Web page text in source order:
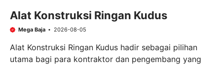
Alat Konstruksi Ringan Kudus
Mega Baja 2026-08-05
Alat Konstruksi Ringan Kudus hadir sebagai pilihan
utama bagi para kontraktor dan pengembang yang